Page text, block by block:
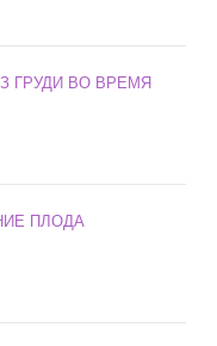
ГРУДИ ВО ВРЕМЯ
ПЛОДА